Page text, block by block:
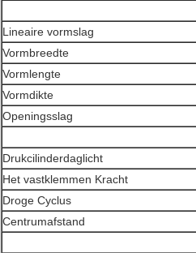
Lineaire vormslag
Vormbreedte
Vormlengte
Vormdikte
Openingsslag
Drukcilinderdaglicht
Het vastklemmen Kracht
Droge Cyclus
Centrumafstand